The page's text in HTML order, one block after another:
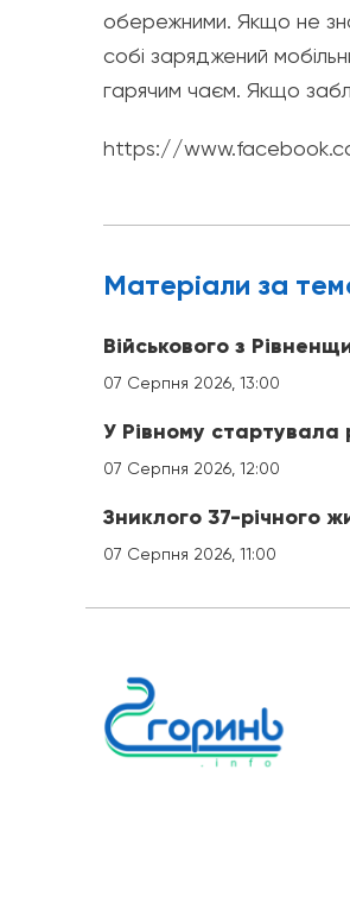
обережними. Якщо не
собі заряджений
гарячим чаєм. Якщо
https://
Матерiали за
Військового з
07 Серпня 2026, 13:00
У Рівному стартувала
07 Серпня 2026, 12:00
Зниклого 37-річного
07 Серпня 2026, 11:00